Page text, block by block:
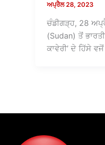
ਅਪ੍ਰੈਲ 28, 2023
ਚੰਡੀਗੜ੍ਹ, 28
(Sudan) ਤੋਂ
ਕਾਵੇਰੀ’ ਦੇ ਹਿੱਸੇ